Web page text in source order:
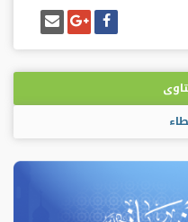
شارك
على
فيسبوك
شارك
على
غوغل
بلس
إرسل
إيميل